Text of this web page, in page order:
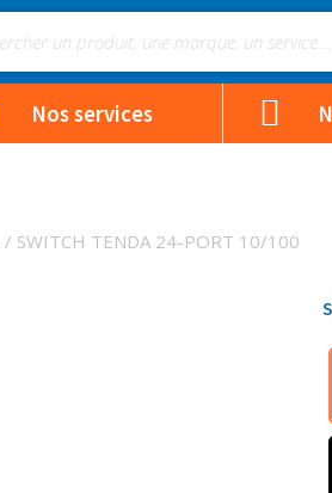
Nos services
/ SWITCH TENDA 24-PORT 10/100